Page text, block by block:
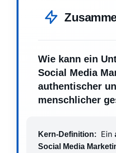
Wie kann ein
Social Media
authentischer
menschlicher
Kern-Definition: Ein
Social Media